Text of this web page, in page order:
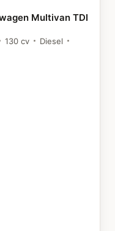
Multivan TDI
130 cv
Diesel